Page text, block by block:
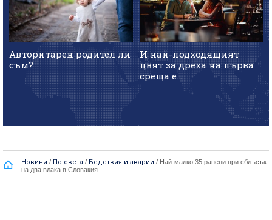
Авторитарен родител ли
съм?
И най-подходящият
цвят за дреха на първа
среща е...
Новини / По света / Бедствия и аварии / Най-малко 35 ранени при сблъсък
на два влака в Словакия